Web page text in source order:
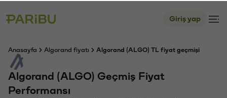
Giriş yap
Anasayfa Algorand fiyatı Algorand (ALGO) TL fiyat geçmişi
Algorand (ALGO) Geçmiş Fiyat
Performansı